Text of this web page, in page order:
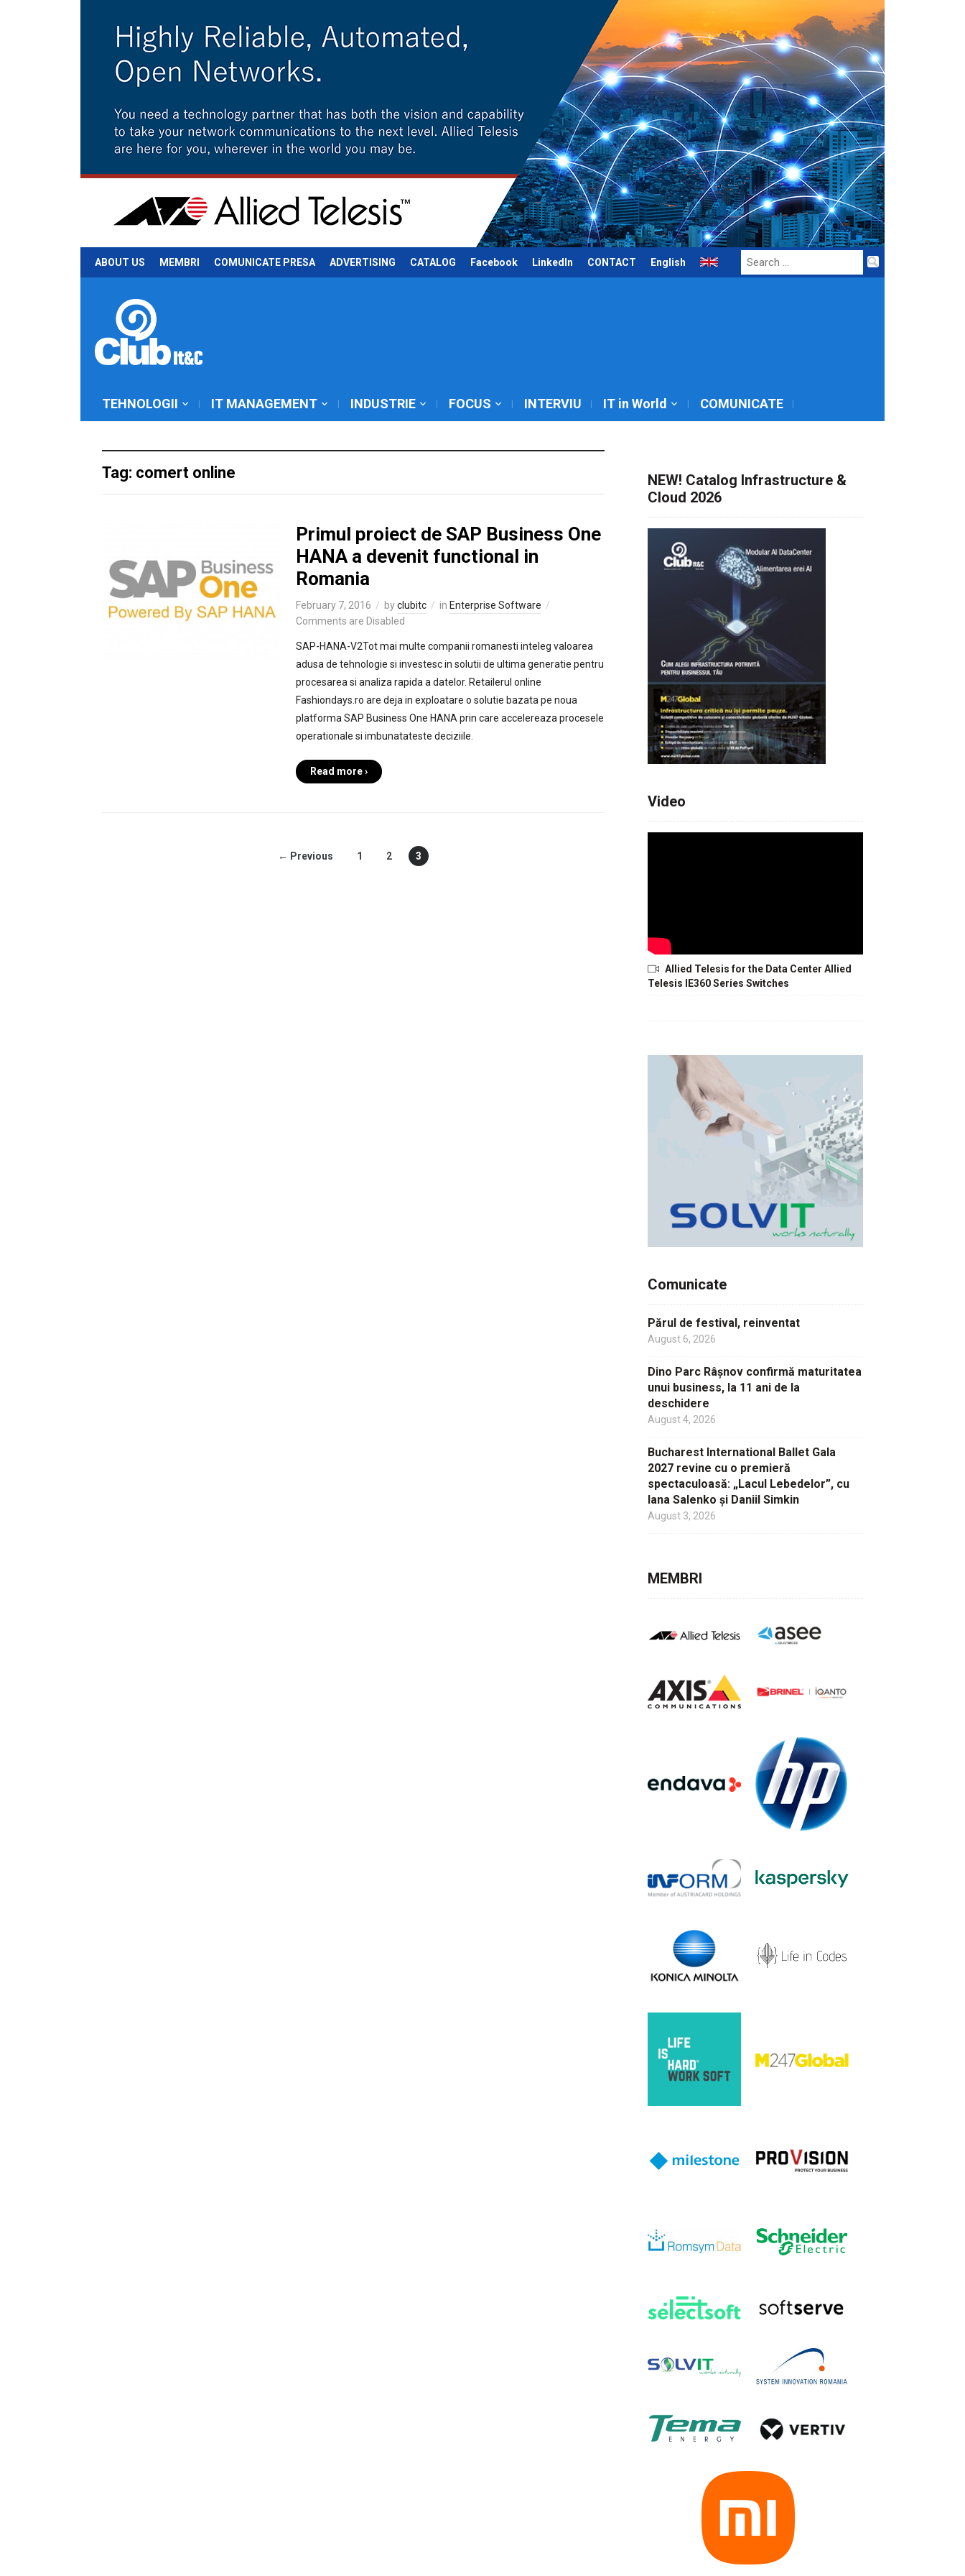
ABOUT US MEMBRI COMUNICATE PRESA ADVERTISING CATALOG Facebook LinkedIn CONTACT English
Search
for:
TEHNOLOGII IT MANAGEMENT INDUSTRIE FOCUS INTERVIU IT in World COMUNICATE
Tag: comert online
Primul proiect de SAP Business One
HANA a devenit functional in
Romania
February 7, 2016 byclubitc in Enterprise Software
Comments are Disabled
SAP-HANA-V2Tot mai multe companii romanesti inteleg valoarea
adusa de tehnologie si investesc in solutii de ultima generatie pentru
procesarea si analiza rapida a datelor. Retailerul online
Fashiondays.ro are deja in exploatare o solutie bazata pe noua
platforma SAP Business One HANA prin care accelereaza procesele
operationale si imbunatateste deciziile.
Read more ›
← Previous 1 2 3
NEW! Catalog Infrastructure &
Cloud 2026
Video
Allied Telesis for the Data Center Allied
Telesis IE360 Series Switches
Comunicate
Părul de festival, reinventat
August 6, 2026
Dino Parc Râșnov confirmă maturitatea
unui business, la 11 ani de la
deschidere
August 4, 2026
Bucharest International Ballet Gala
2027 revine cu o premieră
spectaculoasă: „Lacul Lebedelor”, cu
Iana Salenko și Daniil Simkin
August 3, 2026
MEMBRI